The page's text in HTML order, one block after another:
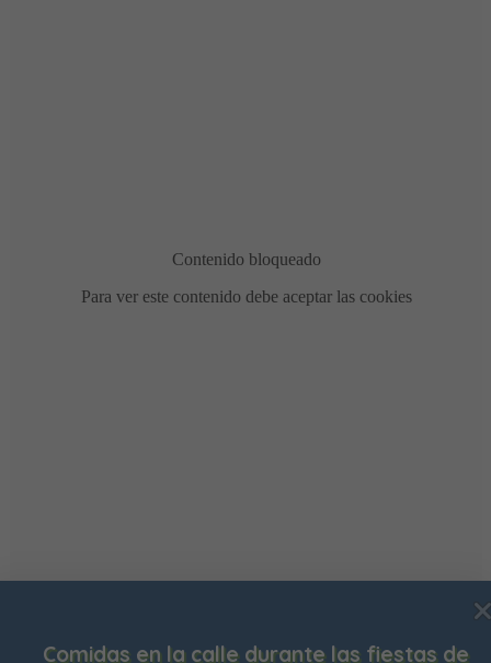
Comidas en la calle durante las fiestas de
Usamos cookies para mejorar su experiencia de